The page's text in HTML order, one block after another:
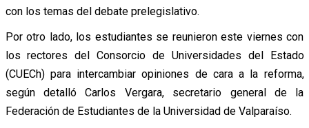
con los temas del debate prelegislativo.
Por otro lado, los estudiantes se reunieron este viernes con
los rectores del Consorcio de Universidades del Estado
(CUECh) para intercambiar opiniones de cara a la reforma,
según detalló Carlos Vergara, secretario general de la
Federación de Estudiantes de la Universidad de Valparaíso.